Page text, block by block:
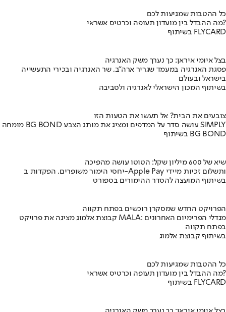
כל ההטבות שמגיעות לכם
מה ההבדל בין מועדון תעופה וכרטיס אשראי?
בשיתוף FLYCARD
בצל איומי איראן: כך נערך משק האנרגיה
פסגת האנרגיה במעמד שגריר ארה"ב, שר האנרגיה ובכירי התעשייה
בישראל ובעולם
בשיתוף המכון הישראלי לאנרגיה ולסביבה
צובעים את הבית? אל תעשו את הטעות הזו
מומחה BG BOND עושה סדר על המדפים ומציג את מותג הצבע SIMPLY
בשיתוף BG BOND
שיא של 600 מיליון שקל: הטוטו עושה מהפיכה
יחסי הימור משופרים, הפקדות ב-Apple Pay ותשלום זכיות מיידי
בשיתוף המועצה להסדר ההימורים בספורט
הפרויקט החדש שמסקרן רוכשים בפתח תקווה
קבוצת אלמוג מציגה את פרויקט MALA: מגדלי הפרימיום האחרונים
בפתח תקווה
בשיתוף קבוצת אלמוג
כל ההטבות שמגיעות לכם
מה ההבדל בין מועדון תעופה וכרטיס אשראי?
בשיתוף FLYCARD